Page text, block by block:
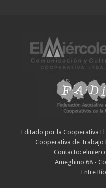
Editado por la Cooperativa
Cooperativa de Trabajo
Contacto:
Ameghino 68 -
Entre